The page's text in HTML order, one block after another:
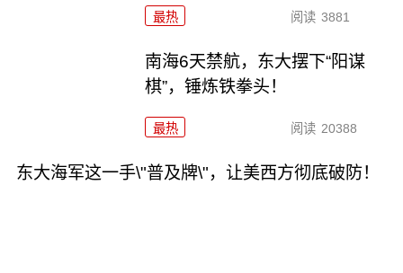
最热 阅读 3881
南海6天禁航，东大摆下“阳谋
棋”，锤炼铁拳头！
最热 阅读 20388
东大海军这一手\"普及牌\"，让美西方彻底破防！